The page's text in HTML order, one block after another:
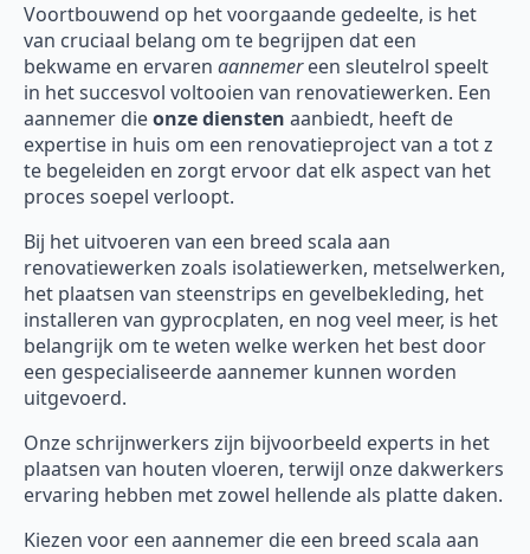
Voortbouwend op het voorgaande gedeelte, is het
van cruciaal belang om te begrijpen dat een
bekwame en ervaren aannemereen sleutelrol speelt
in het succesvol voltooien van renovatiewerken. Een
aannemer dieonze diensten aanbiedt, heeft de
expertise in huis om een renovatieproject van a tot z
te begeleiden en zorgt ervoor dat elk aspect van het
proces soepel verloopt.
Bij het uitvoeren van een breed scala aan
renovatiewerken zoals isolatiewerken, metselwerken,
het plaatsen van steenstrips en gevelbekleding, het
installeren van gyprocplaten, en nog veel meer, is het
belangrijk om te weten welke werken het best door
een gespecialiseerde aannemer kunnen worden
uitgevoerd.
Onze schrijnwerkers zijn bijvoorbeeld experts in het
plaatsen van houten vloeren, terwijl onze dakwerkers
ervaring hebben met zowel hellende als platte daken.
Kiezen voor een aannemer die een breed scala aan